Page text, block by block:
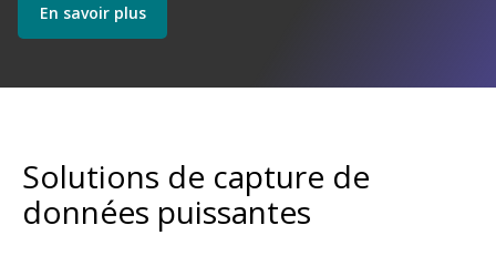
En savoir plus
Commencer
Découvrez nos Services
Solutions de capture de
données puissantes